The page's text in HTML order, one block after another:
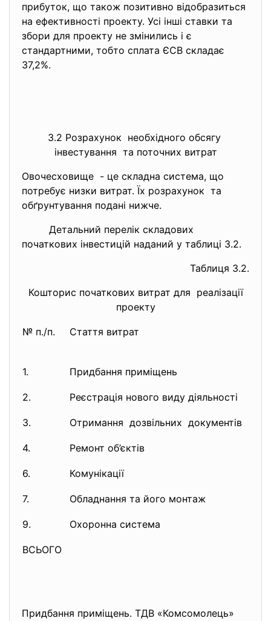
прибуток, що також позитивно відобразиться
на ефективності проекту. Усі інші ставки та
збори для проекту не змінились і є
стандартними, тобто сплата ЄСВ складає
37,2%.
3.2 Розрахунок необхідного обсягу
інвестування та поточних витрат
Овочесховище - це складна система, що
потребує низки витрат. Їх розрахунок та
обґрунтування подані нижче.
Детальний перелік складових
початкових інвестицій наданий у таблиці 3.2.
Таблиця 3.2.
Кошторис початкових витрат для реалізації
проекту
№ п./п. Стаття витрат
1. Придбання приміщень
2. Реєстрація нового виду діяльності
3. Отримання дозвільних документів
4. Ремонт об’єктів
6. Комунікації
7. Обладнання та його монтаж
9. Охоронна система
ВСЬОГО
Придбання приміщень. ТДВ «Комсомолець»